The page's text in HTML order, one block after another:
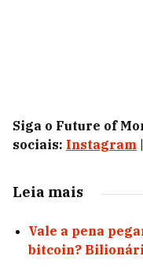
Siga o Future of
sociais: Instagram
Leia mais
Vale a pena
bitcoin?